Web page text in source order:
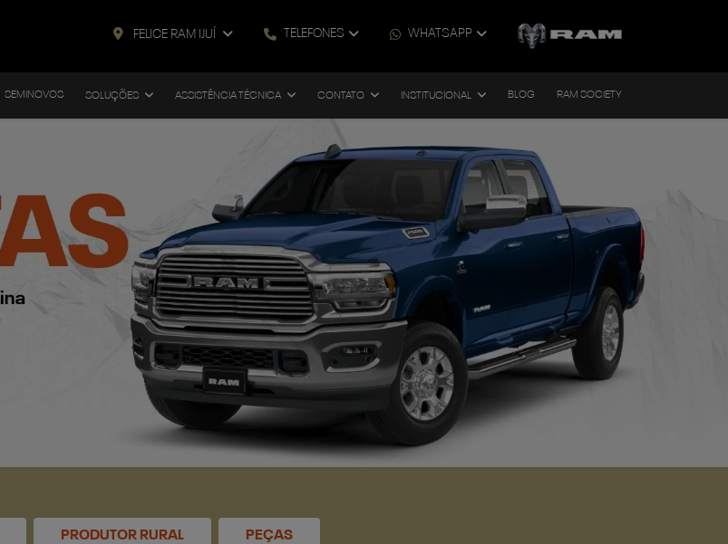
FELICE RAM IJUÍ TELEFONES WHATSAPP
SEMINOVOS SOLUÇÕES ASSISTÊNCIA TÉCNICA CONTATO INSTITUCIONAL BLOG RAM SOCIETY
PRODUTOR RURAL PEÇAS